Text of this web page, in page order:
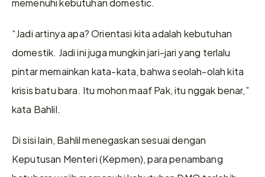
“Jadi artinya apa? Orientasi kita adalah kebutuhan
domestik. Jadi ini juga mungkin jari-jari yang terlalu
pintar memainkan kata-kata, bahwa seolah-olah kita
krisis batu bara. Itu mohon maaf Pak, itu nggak benar,”
kata Bahlil.
Di sisi lain, Bahlil menegaskan sesuai dengan
Keputusan Menteri (Kepmen), para penambang